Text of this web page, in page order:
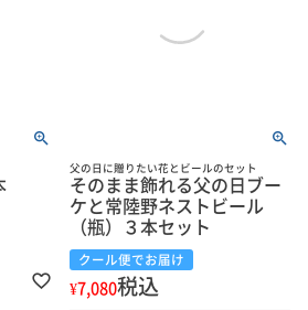
父の日に贈りたい花とビールのセット
そのまま飾れる父の日ブー
ケと常陸野ネストビール
（瓶）３本セット
クール便でお届け
¥7,080税込